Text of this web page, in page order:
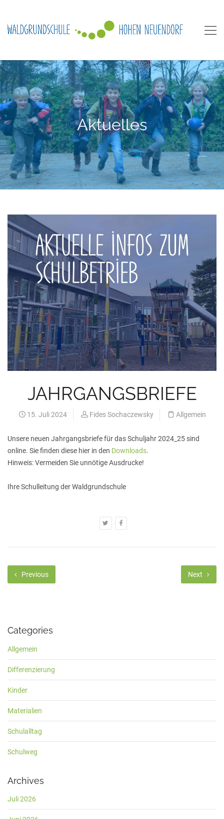
Aktuelles
JAHRGANGSBRIEFE
15. Juli 2024 Fides Sochaczewsky Allgemein
Unsere neuen Jahrgangsbriefe für das Schuljahr 2024_25 sind
online. Sie finden diese hier in den Downloads.
Hinweis: Vermeiden Sie unnötige Ausdrucke!
Ihre Schulleitung der Waldgrundschule
Previous Next
Categories
Allgemein
Differenzierung
Kinder
Materialien
Schulalltag
Schulweg
Archives
Juli 2026